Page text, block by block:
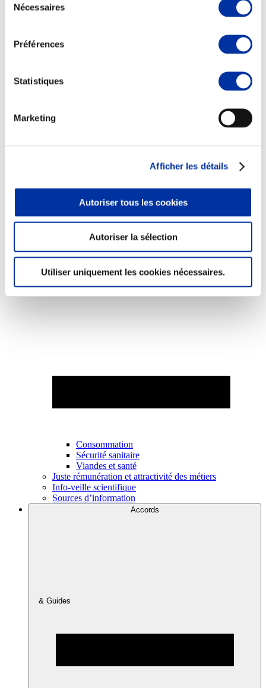
Nécessaires
Préférences
Statistiques
Marketing
Afficher les détails
Autoriser tous les cookies
Autoriser la sélection
Utiliser uniquement les cookies nécessaires.
Bien-être, Protection et Santé des animaux
Elevage
Transport – mise en marché
Partenaire Climat
Alimentation de qualité, raisonnée et durable
Consommation
Sécurité sanitaire
Viandes et santé
Juste rémunération et attractivité des métiers
Info-veille scientifique
Sources d’information
Accords
& Guides